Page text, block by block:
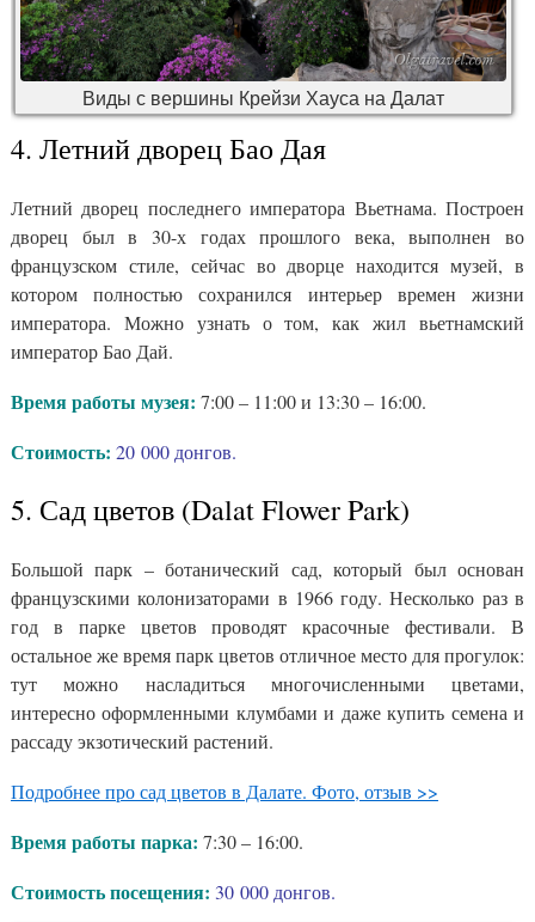
Виды с вершины Крейзи Хауса на Далат
4. Летний дворец Бао Дая
Летний дворец последнего императора Вьетнама. Построен
дворец был в 30-х годах прошлого века, выполнен во
французском стиле, сейчас во дворце находится музей, в
котором полностью сохранился интерьер времен жизни
императора. Можно узнать о том, как жил вьетнамский
император Бао Дай.
Время работы музея: 7:00 – 11:00 и 13:30 – 16:00.
Стоимость: 20 000 донгов.
5. Сад цветов (Dalat Flower Park)
Большой парк – ботанический сад, который был основан
французскими колонизаторами в 1966 году. Несколько раз в
год в парке цветов проводят красочные фестивали. В
остальное же время парк цветов отличное место для прогулок:
тут можно насладиться многочисленными цветами,
интересно оформленными клумбами и даже купить семена и
рассаду экзотический растений.
Подробнее про сад цветов в Далате. Фото, отзыв >>
Время работы парка: 7:30 – 16:00.
Стоимость посещения: 30 000 донгов.